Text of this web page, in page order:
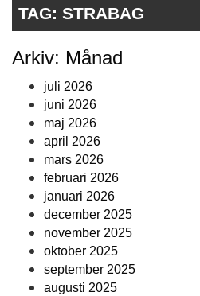
TAG: STRABAG
Arkiv: Månad
juli 2026
juni 2026
maj 2026
april 2026
mars 2026
februari 2026
januari 2026
december 2025
november 2025
oktober 2025
september 2025
augusti 2025